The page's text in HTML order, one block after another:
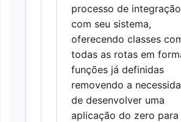
processo de integração
com seu sistema,
oferecendo classes
todas as rotas em
funções já definidas
removendo a
de desenvolver uma
aplicação do zero para